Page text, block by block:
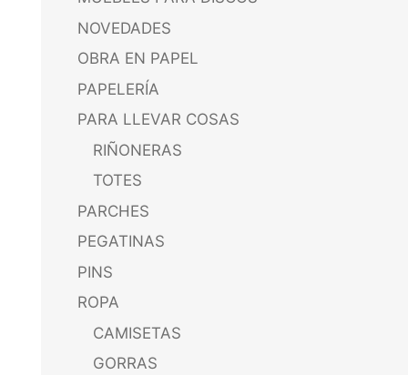
NOVEDADES
OBRA EN PAPEL
PAPELERÍA
PARA LLEVAR COSAS
RIÑONERAS
TOTES
PARCHES
PEGATINAS
PINS
ROPA
CAMISETAS
GORRAS